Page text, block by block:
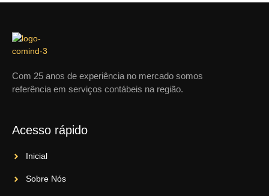
Com 25 anos de experiência no mercado somos
referência em serviços contábeis na região.
Acesso rápido
Inicial
Sobre Nós